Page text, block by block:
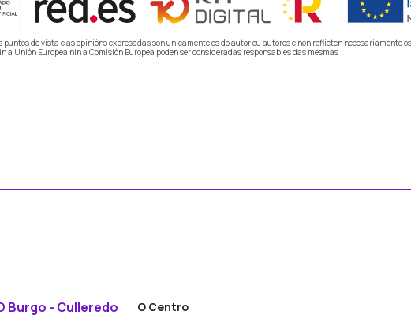
de vista e as opinións expresadas son unicamente os do autor ou autores e non reflicten necesariamente
a Unión Europea nin a Comisión Europea poden ser consideradas responsables das mesmas
Burgo - Culleredo O Centro